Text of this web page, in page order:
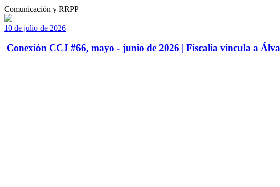
Comunicación y RRPP
10 de julio de 2026
Conexión CCJ #66, mayo - junio de 2026 | Fiscalía vincula a